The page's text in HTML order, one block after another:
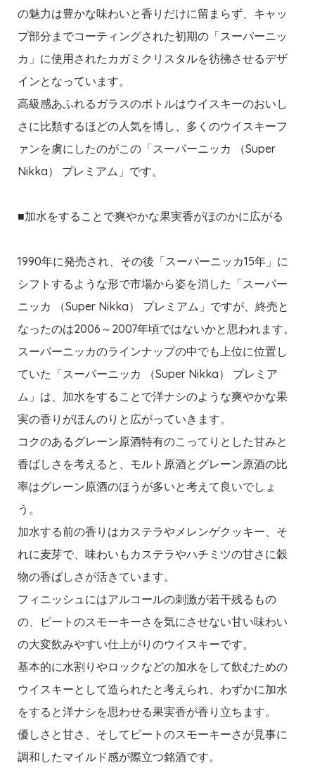
の魅力は豊かな味わいと香りだけに留まらず、キャッ
プ部分までコーティングされた初期の「スーパーニッ
カ」に使用されたカガミクリスタルを彷彿させるデザ
インとなっています。
高級感あふれるガラスのボトルはウイスキーのおいし
さに比類するほどの人気を博し、多くのウイスキーフ
ァンを虜にしたのがこの「スーパーニッカ （Super
Nikka） プレミアム」です。
■加水をすることで爽やかな果実香がほのかに広がる
1990年に発売され、その後「スーパーニッカ15年」に
シフトするような形で市場から姿を消した「スーパー
ニッカ （Super Nikka） プレミアム」ですが、終売と
なったのは2006～2007年頃ではないかと思われます。
スーパーニッカのラインナップの中でも上位に位置し
ていた「スーパーニッカ （Super Nikka） プレミア
ム」は、加水をすることで洋ナシのような爽やかな果
実の香りがほんのりと広がっていきます。
コクのあるグレーン原酒特有のこってりとした甘みと
香ばしさを考えると、モルト原酒とグレーン原酒の比
率はグレーン原酒のほうが多いと考えて良いでしょ
う。
加水する前の香りはカステラやメレンゲクッキー、そ
れに麦芽で、味わいもカステラやハチミツの甘さに穀
物の香ばしさが活きています。
フィニッシュにはアルコールの刺激が若干残るもの
の、ピートのスモーキーさを気にさせない甘い味わい
の大変飲みやすい仕上がりのウイスキーです。
基本的に水割りやロックなどの加水をして飲むための
ウイスキーとして造られたと考えられ、わずかに加水
をすると洋ナシを思わせる果実香が香り立ちます。
優しさと甘さ、そしてピートのスモーキーさが見事に
調和したマイルド感が際立つ銘酒です。